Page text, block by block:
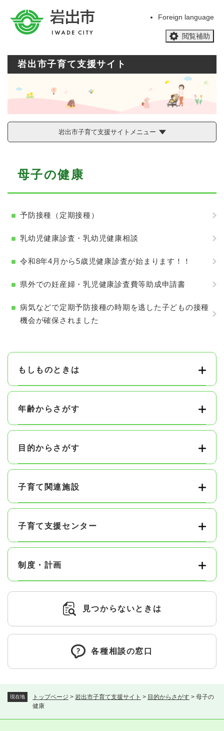
Foreign language
閲覧補助
現在地 トップページ > 岩出市子育て支援サイト > 目的からさがす > 母子の
健康
岩出市子育て支援サイト
岩出市子育て支援サイトメニュー
母子の健康
予防接種（定期接種）
乳幼児健康診査・乳幼児健康相談
令和8年4月から5歳児健康診査が始まります！！
県外での妊産婦・乳児健康診査費等助成申請書
病気などで定期予防接種の時期を逃した子どもの接種
機会が確保されました
もしものときは
年齢からさがす
目的からさがす
子育て関連施設
子育て支援センター
制度・計画
見つからないときは
各種相談の窓口